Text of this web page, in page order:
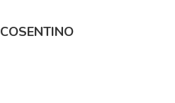
COSENTINO